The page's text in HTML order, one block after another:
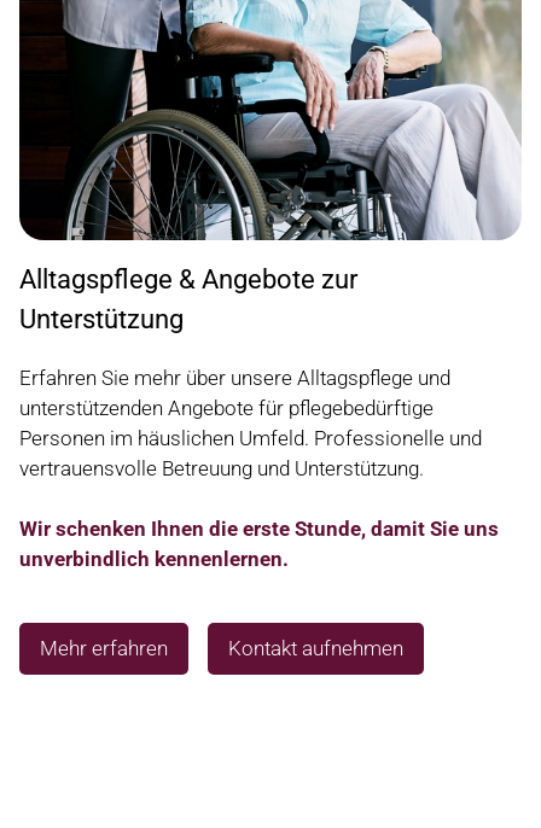
HOME
Alltagspflege & Angebote zur
Unterstützung
Erfahren Sie mehr über unsere Alltagspflege und
unterstützenden Angebote für pflegebedürftige
Personen im häuslichen Umfeld. Professionelle und
vertrauensvolle Betreuung und Unterstützung.
Wir schenken Ihnen die erste Stunde, damit Sie uns
unverbindlich kennenlernen.
Mehr erfahren Kontakt aufnehmen